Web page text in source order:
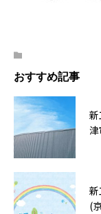
おすすめ記事
津
(